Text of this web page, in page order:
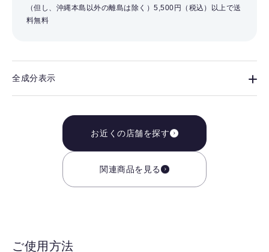
（但し、沖縄本島以外の離島は除く）5,500円（税込）以上で送
料無料
全成分表示
お近くの店舗を探す
関連商品を見る
ご使用方法